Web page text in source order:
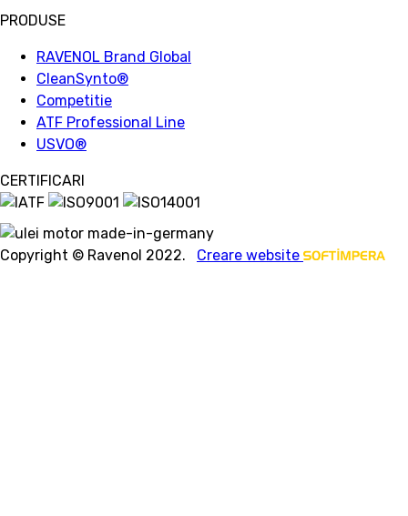
PRODUSE
RAVENOL Brand Global
CleanSynto®
Competitie
ATF Professional Line
USVO®
CERTIFICARI
Copyright © Ravenol 2022. Creare website